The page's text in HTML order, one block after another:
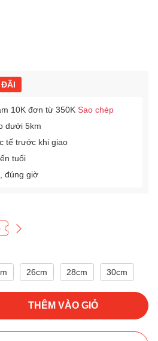
ĐÃI
10K đơn từ 350K Sao chép
dưới 5km
tế trước khi giao
tuổi
đúng giờ
26cm 28cm 30cm
THÊM VÀO GIỎ